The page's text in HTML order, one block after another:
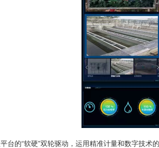
台的“软硬”双轮驱动，运用精准计量和数字技